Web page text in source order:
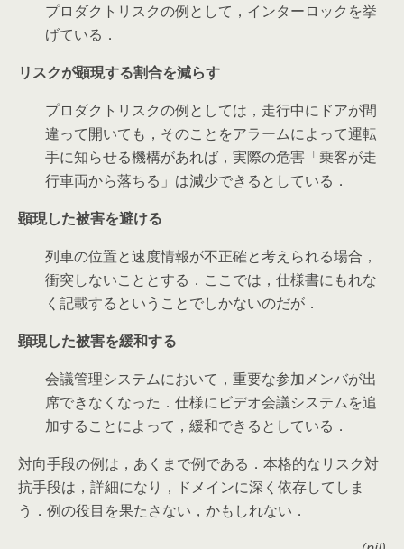
プロダクトリスクの例として，インターロックを挙
げている．
リスクが顕現する割合を減らす
プロダクトリスクの例としては，走行中にドアが間
違って開いても，そのことをアラームによって運転
手に知らせる機構があれば，実際の危害「乗客が走
行車両から落ちる」は減少できるとしている．
顕現した被害を避ける
列車の位置と速度情報が不正確と考えられる場合，
衝突しないこととする．ここでは，仕様書にもれな
く記載するということでしかないのだが．
顕現した被害を緩和する
会議管理システムにおいて，重要な参加メンバが出
席できなくなった．仕様にビデオ会議システムを追
加することによって，緩和できるとしている．
対向手段の例は，あくまで例である．本格的なリスク対
抗手段は，詳細になり，ドメインに深く依存してしま
う．例の役目を果たさない，かもしれない．